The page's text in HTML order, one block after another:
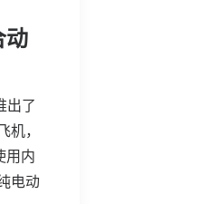
动
出了
机，
用内
电动